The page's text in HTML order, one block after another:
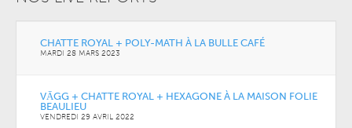
CHATTE ROYAL + POLY-MATH À LA BULLE CAFÉ
MARDI 28 MARS 2023
VĀGG + CHATTE ROYAL + HEXAGONE À LA MAISON FOLIE
BEAULIEU
VENDREDI 29 AVRIL 2022